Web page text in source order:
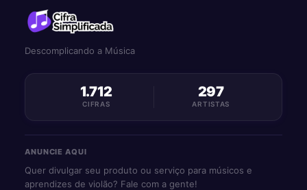
Descomplicando a Música
1.712
CIFRAS
297
ARTISTAS
ANUNCIE AQUI
Quer divulgar seu produto ou serviço para músicos e
aprendizes de violão? Fale com a gente!